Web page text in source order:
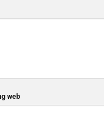
web